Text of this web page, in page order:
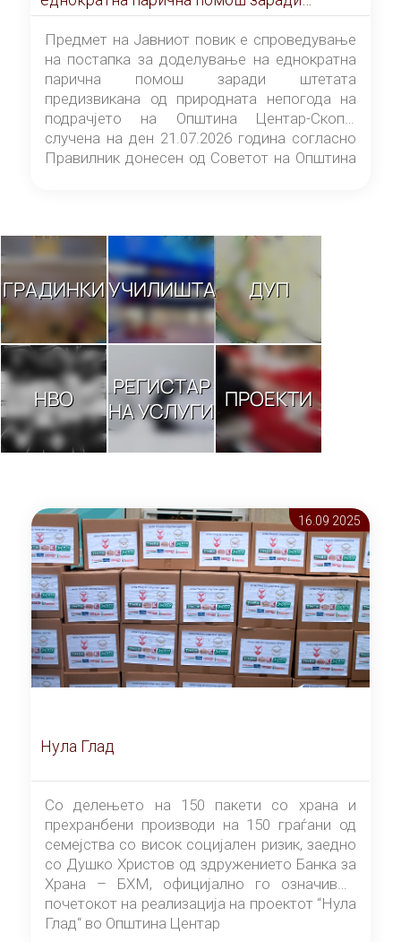
штетата предизвикана од природната
непогода на подрачјето на Општина
Центар-Скопје случена на ден 21.07.2026
година
Предмет на Јавниот повик е спроведување
на постапка за доделување на еднократна
парична помош заради штетата
предизвикана од природната непогода на
подрачјето на Општина Центар-Скопје
случена на ден 21.07.2026 година согласно
Правилник донесен од Советот на Општина
ГРАДИНКИУЧИЛИШТА ДУП
НВО
РЕГИСТАР
НА УСЛУГИ ПРОЕКТИ
16.09 2025
Нула Глад
Со делењето на 150 пакети со храна и
прехранбени производи на 150 граѓани од
семејства со висок социјален ризик, заедно
со Душко Христов од здружението Банка за
Храна – БХМ, официјално го означивме
почетокот на реализација на проектот “Нула
Глад“ во Општина Центар